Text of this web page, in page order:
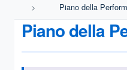
Piano della
Piano della